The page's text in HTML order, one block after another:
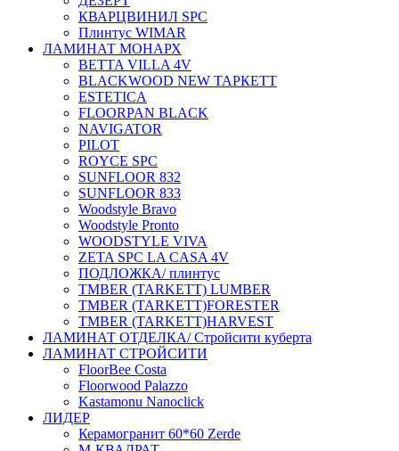
КВАРЦВИНИЛ SPC
Плинтус WIMAR
ЛАМИНАТ МОНАРХ
BETTA VILLA 4V
BLACKWOOD NEW ТАРКЕТТ
ESTETICA
FLOORPAN BLACK
NAVIGATOR
PILOT
ROYCE SPC
SUNFLOOR 832
SUNFLOOR 833
Woodstyle Bravo
Woodstyle Pronto
WOODSTYLE VIVA
ZETA SPC LA CASA 4V
ПОДЛОЖКА/ плинтус
ТMBER (TARKETT) LUMBER
ТMBER (TARKETT)FORESTER
ТMBER (TARKETT)HARVEST
ЛАМИНАТ ОТДЕЛКА/ Стройсити куберта
ЛАМИНАТ СТРОЙСИТИ
FloorBee Costa
Floorwood Palazzo
Kastamonu Nanoclick
ЛИДЕР
Керамогранит 60*60 Zerde